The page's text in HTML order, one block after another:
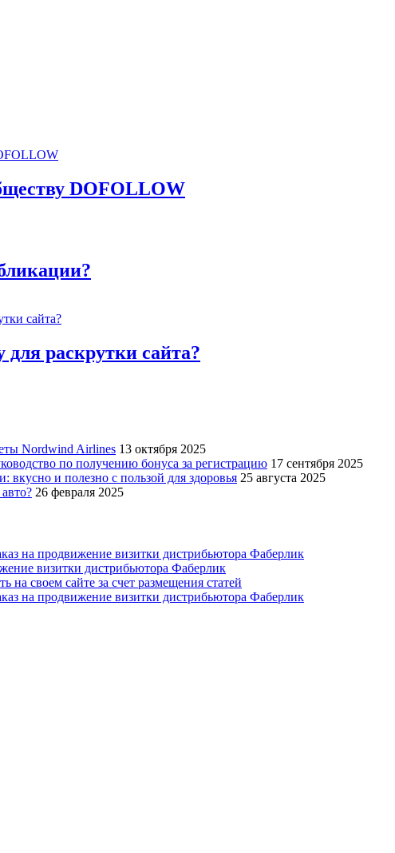
DOFOLLOW
раскрутки сайта?
Nordwind Airlines 13 октября 2025
по получению бонуса за регистрацию 17 сентября 2025
вкусно и полезно с пользой для здоровья 25 августа 2025
26 февраля 2025
на продвижение визитки дистрибьютора Фаберлик
визитки дистрибьютора Фаберлик
на своем сайте за счет размещения статей
на продвижение визитки дистрибьютора Фаберлик